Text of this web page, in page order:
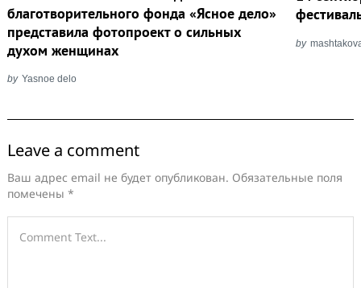
благотворительного фонда «Ясное дело»
представила фотопроект о сильных
духом женщинах
by Yasnoe delo
by
Leave a comment
Ваш адрес email не будет опубликован. Обязательные поля
помечены *